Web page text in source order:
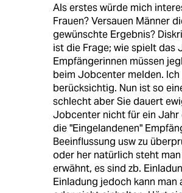
Als erstes würde mich
Frauen? Versauen Männer
gewünschte Ergebnis?
ist die Frage; wie spielt das
Empfängerinnen müssen
beim Jobcenter melden.
berücksichtig. Nun ist so
schlecht aber Sie dauert
Jobcenter nicht für ein Jahr
die "Eingelandenen"
Beeinflussung usw zu
oder her natürlich steht
erwähnt, es sind zb.
Einladung jedoch kann man